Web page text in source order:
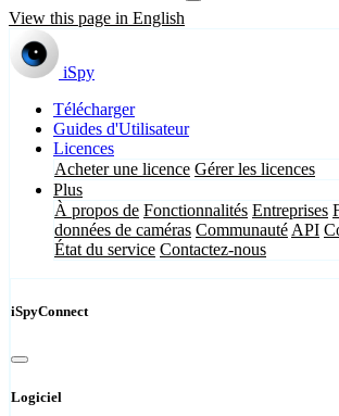
View this page in English
iSpy
Télécharger
Guides d'Utilisateur
Licences
Acheter une licence Gérer les licences
Plus
À propos de Fonctionnalités Entreprises
données de caméras Communauté API
État du service Contactez-nous
iSpyConnect
Logiciel